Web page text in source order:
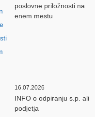
poslovne priložnosti na
enem mestu
16.07.2026
INFO o odpiranju s.p. ali
podjetja